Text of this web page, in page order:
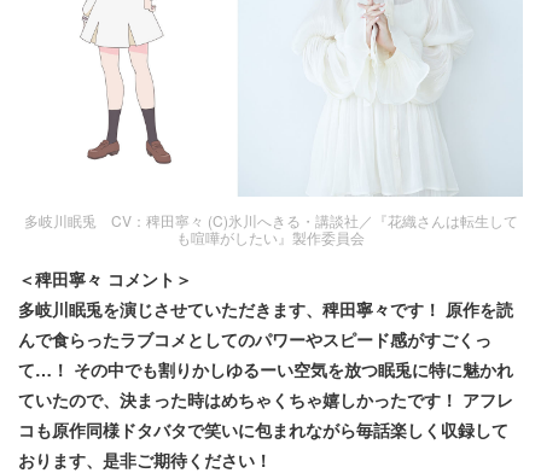
多岐川眠兎 CV：稗田寧々 (C)氷川へきる・講談社／『花織さんは転生して
も喧嘩がしたい』製作委員会
＜稗田寧々 コメント＞
多岐川眠兎を演じさせていただきます、稗田寧々です！ 原作を読
んで食らったラブコメとしてのパワーやスピード感がすごくっ
て…！ その中でも割りかしゆるーい空気を放つ眠兎に特に魅かれ
ていたので、決まった時はめちゃくちゃ嬉しかったです！ アフレ
コも原作同様ドタバタで笑いに包まれながら毎話楽しく収録して
おります、是非ご期待ください！